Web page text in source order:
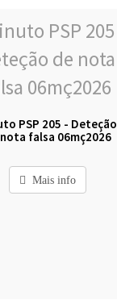
PSP 205 - Deteção
falsa 06mç2026
Mais info